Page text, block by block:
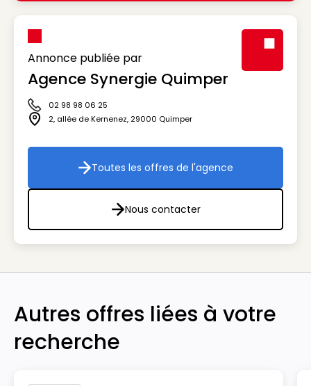
Annonce publiée par
Agence Synergie Quimper
Icône téléphone
02 98 98 06 25
Icône adresse
2, allée de Kernenez, 29000 Quimper
Toutes les offres de l'agence
Toutes les offres de l'agence
Nous contacter
Nous contacter
Autres offres liées à votre
recherche